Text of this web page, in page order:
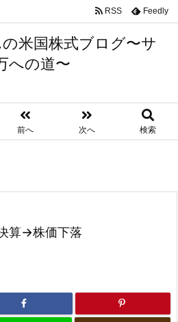
米国株式ブログ〜サ
への道〜
前へ 次へ 検索
RSS Feedly
算→株価下落